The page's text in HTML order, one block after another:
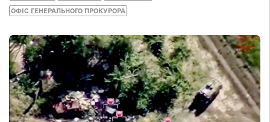
ОФІС ГЕНЕРАЛЬНОГО ПРОКУРОРА